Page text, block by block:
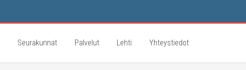
Seurakunnat Palvelut Lehti Yhteystiedot